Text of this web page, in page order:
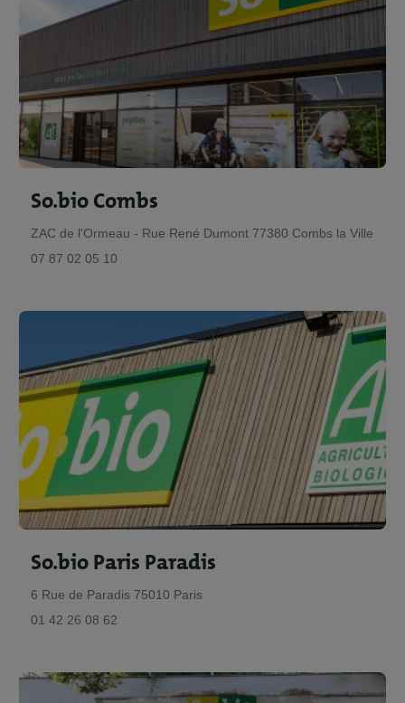
So.bio Combs
ZAC de l'Ormeau - Rue René Dumont 77380 Combs la Ville
07 87 02 05 10
So.bio Paris Paradis
6 Rue de Paradis 75010 Paris
01 42 26 08 62